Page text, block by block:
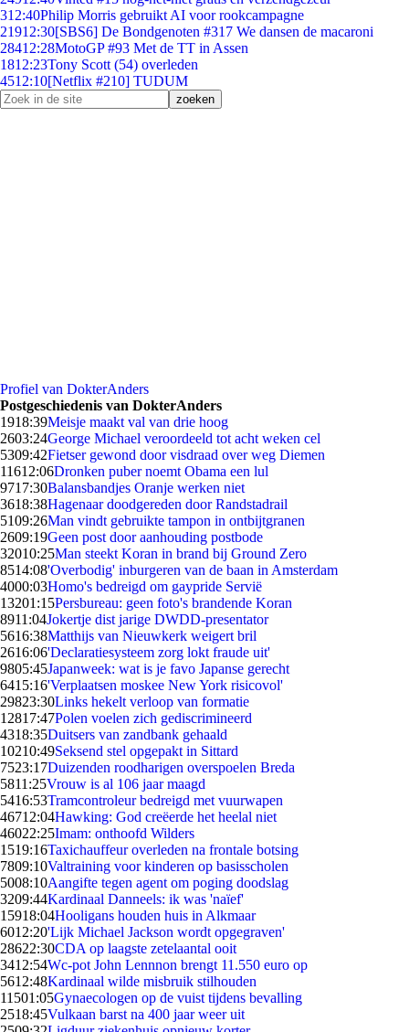
312:40Philip Morris gebruikt AI voor rookcampagne
21912:30[SBS6] De Bondgenoten #317 We dansen de macaroni
28412:28MotoGP #93 Met de TT in Assen
1812:23Tony Scott (54) overleden
4512:10[Netflix #210] TUDUM
Profiel van DokterAnders
Postgeschiedenis van DokterAnders
1918:39Meisje maakt val van drie hoog
2603:24George Michael veroordeeld tot acht weken cel
5309:42Fietser gewond door visdraad over weg Diemen
11612:06Dronken puber noemt Obama een lul
9717:30Balansbandjes Oranje werken niet
3618:38Hagenaar doodgereden door Randstadrail
5109:26Man vindt gebruikte tampon in ontbijtgranen
2609:19Geen post door aanhouding postbode
32010:25Man steekt Koran in brand bij Ground Zero
8514:08'Overbodig' inburgeren van de baan in Amsterdam
4000:03Homo's bedreigd om gaypride Servië
13201:15Persbureau: geen foto's brandende Koran
8911:04Jokertje dist jarige DWDD-presentator
5616:38Matthijs van Nieuwkerk weigert bril
2616:06'Declaratiesysteem zorg lokt fraude uit'
9805:45Japanweek: wat is je favo Japanse gerecht
6415:16'Verplaatsen moskee New York risicovol'
29823:30Links hekelt verloop van formatie
12817:47Polen voelen zich gediscrimineerd
4318:35Duitsers van zandbank gehaald
10210:49Seksend stel opgepakt in Sittard
7523:17Duizenden roodharigen overspoelen Breda
5811:25Vrouw is al 106 jaar maagd
5416:53Tramcontroleur bedreigd met vuurwapen
46712:04Hawking: God creëerde het heelal niet
46022:25Imam: onthoofd Wilders
1519:16Taxichauffeur overleden na frontale botsing
7809:10Valtraining voor kinderen op basisscholen
5008:10Aangifte tegen agent om poging doodslag
3209:44Kardinaal Danneels: ik was 'naïef'
15918:04Hooligans houden huis in Alkmaar
6012:20'Lijk Michael Jackson wordt opgegraven'
28622:30CDA op laagste zetelaantal ooit
3412:54Wc-pot John Lennnon brengt 11.550 euro op
5612:48Kardinaal wilde misbruik stilhouden
11501:05Gynaecologen op de vuist tijdens bevalling
2518:45Vulkaan barst na 400 jaar weer uit